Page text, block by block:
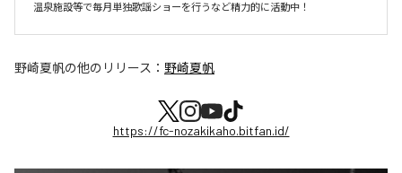
温泉施設等で毎月単独歌謡ショーを行うなど精力的に活動中！
野崎夏帆の他のリリース： 野崎夏帆
https://fc-nozakikaho.bitfan.id/